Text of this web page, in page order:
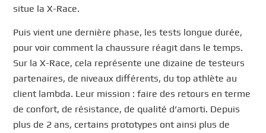
situe la X-Race.
Puis vient une dernière phase, les tests longue durée,
pour voir comment la chaussure réagit dans le temps.
Sur la X-Race, cela représente une dizaine de testeurs
partenaires, de niveaux différents, du top athlète au
client lambda. Leur mission : faire des retours en terme
de confort, de résistance, de qualité d’amorti. Depuis
plus de 2 ans, certains prototypes ont ainsi plus de